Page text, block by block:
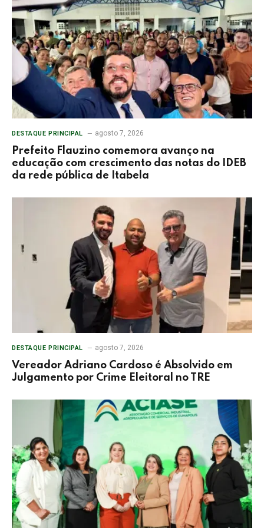
DESTAQUE PRINCIPAL agosto 7, 2026
Prefeito Flauzino comemora avanço na
educação com crescimento das notas do IDEB
da rede pública de Itabela
DESTAQUE PRINCIPAL agosto 7, 2026
Vereador Adriano Cardoso é Absolvido em
Julgamento por Crime Eleitoral no TRE